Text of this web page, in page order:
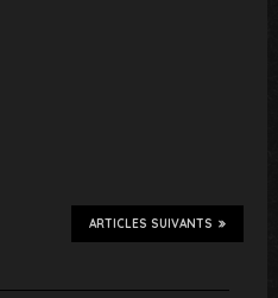
ARTICLES SUIVANTS